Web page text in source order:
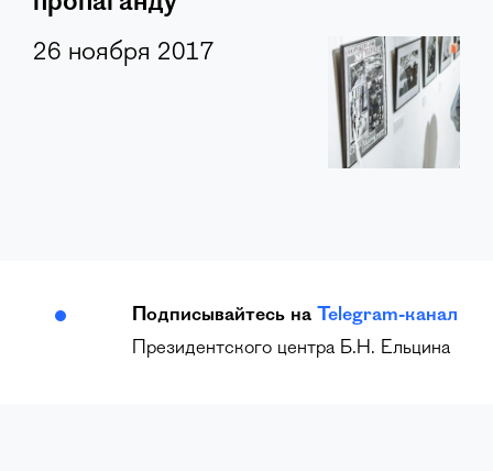
26 ноября 2017
Подписывайтесь на Telegram-канал
Президентского центра Б.Н. Ельцина